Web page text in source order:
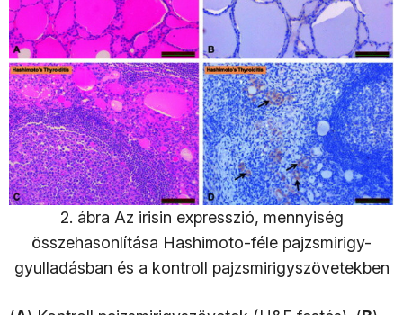
2. ábra Az irisin expresszió, mennyiség
összehasonlítása Hashimoto-féle pajzsmirigy-
gyulladásban és a kontroll pajzsmirigyszövetekben